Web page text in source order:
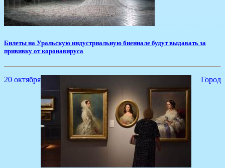
​Билеты на Уральскую индустриальную биеннале будут выдавать за
прививку от коронавируса
20 октября Город